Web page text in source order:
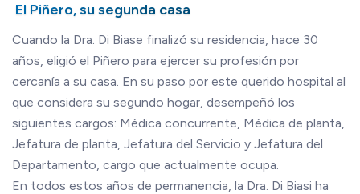
El Piñero, su segunda casa
Cuando la Dra. Di Biase finalizó su residencia, hace 30
años, eligió el Piñero para ejercer su profesión por
cercanía a su casa. En su paso por este querido hospital al
que considera su segundo hogar, desempeñó los
siguientes cargos: Médica concurrente, Médica de planta,
Jefatura de planta, Jefatura del Servicio y Jefatura del
Departamento, cargo que actualmente ocupa.
En todos estos años de permanencia, la Dra. Di Biasi ha